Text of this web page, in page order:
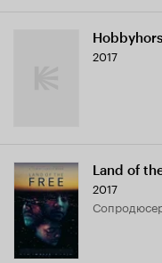
2017
Land of
2017